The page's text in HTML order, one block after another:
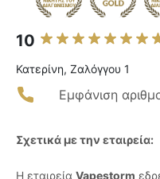
10
Κατερίνη, Ζαλόγγου 1
Εμφάνιση
Σχετικά με την εταιρεία:
Η εταιρεία Vapestorm